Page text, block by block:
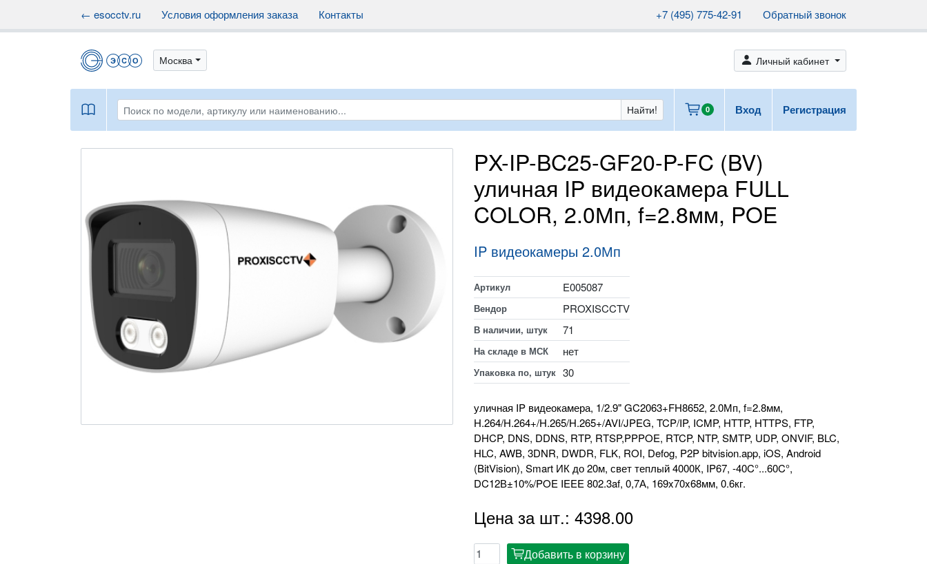
← esocctv.ru Условия оформления заказа Контакты +7 (495) 775-42-91 Обратный звонок
Москва person_fill Личный кабинет
book Найти! cart 0 Вход Регистрация
PX-IP-BC25-GF20-P-FC (BV)
уличная IP видеокамера FULL
COLOR, 2.0Мп, f=2.8мм, POE
IP видеокамеры 2.0Мп
Артикул E005087
Вендор PROXISCCTV
В наличии, штук 71
На складе в МСК нет
Упаковка по, штук 30
уличная IP видеокамера, 1/2.9" GC2063+FH8652, 2.0Мп, f=2.8мм,
H.264/H.264+/H.265/H.265+/AVI/JPEG, TCP/IP, ICMP, HTTP, HTTPS, FTP,
DHCP, DNS, DDNS, RTP, RTSP,PPPOE, RTCP, NTP, SMTP, UDP, ONVIF, BLC,
HLC, AWB, 3DNR, DWDR, FLK, ROI, Defog, P2P bitvision.app, iOS, Android
(BitVision), Smart ИК до 20м, свет теплый 4000К, IP67, -40C°...60C°,
DC12В±10%/POE IEEE 802.3af, 0,7А, 169x70x68мм, 0.6кг.
Цена за шт.: 4398.00
cartДобавить в корзину